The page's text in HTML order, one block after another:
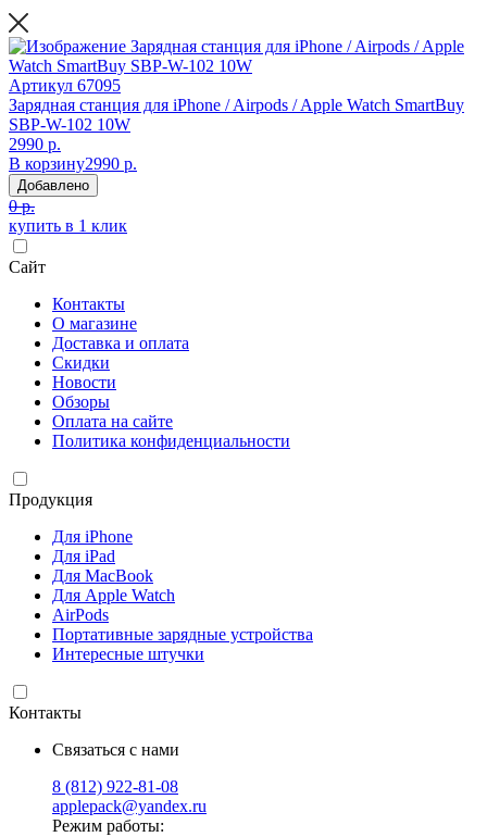
Артикул 67095
Зарядная станция для iPhone / Airpods / Apple Watch SmartBuy
SBP-W-102 10W
2990 р.
В корзину2990 р.
Добавлено
0 р.
купить в 1 клик
Сайт
Контакты
О магазине
Доставка и оплата
Скидки
Новости
Обзоры
Оплата на сайте
Политика конфиденциальности
Продукция
Для iPhone
Для iPad
Для MacBook
Для Apple Watch
AirPods
Портативные зарядные устройства
Интересные штучки
Контакты
Связаться с нами
8 (812) 922-81-08
applepack@yandex.ru
Режим работы: